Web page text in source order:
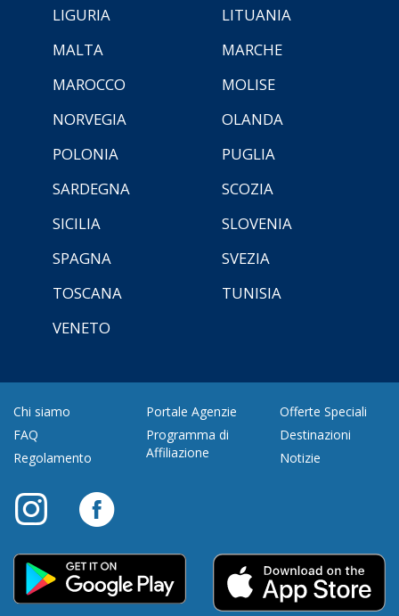
LIGURIA
LITUANIA
MALTA
MARCHE
MAROCCO
MOLISE
NORVEGIA
OLANDA
POLONIA
PUGLIA
SARDEGNA
SCOZIA
SICILIA
SLOVENIA
SPAGNA
SVEZIA
TOSCANA
TUNISIA
VENETO
Chi siamo
FAQ
Regolamento
Portale Agenzie
Programma di
Affiliazione
Offerte Speciali
Destinazioni
Notizie